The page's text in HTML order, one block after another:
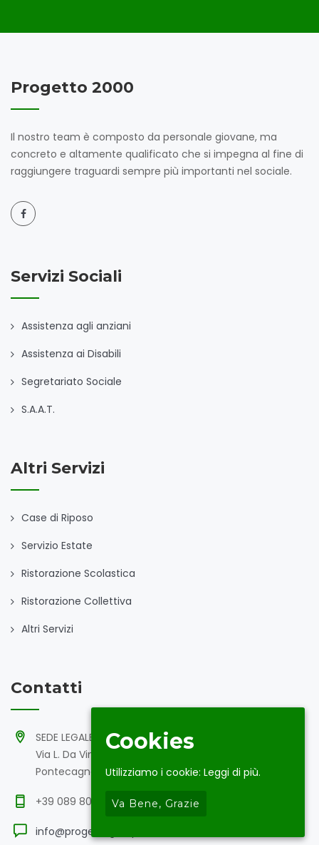
Progetto 2000
Il nostro team è composto da personale giovane, ma
concreto e altamente qualificato che si impegna al fine di
raggiungere traguardi sempre più importanti nel sociale.
Servizi Sociali
Assistenza agli anziani
Assistenza ai Disabili
Segretariato Sociale
S.A.A.T.
Altri Servizi
Case di Riposo
Servizio Estate
Ristorazione Scolastica
Ristorazione Collettiva
Altri Servizi
Contatti
SEDE LEGALE
Via L. Da Vinci SNC 84098
Pontecagnano Faiano (SA)
+39 089 808704
info@progettogroup.eu
Cookies
Utilizziamo i cookie: Leggi di più.
Va Bene, Grazie